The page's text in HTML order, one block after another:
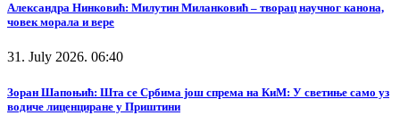
Александра Нинковић: Милутин Миланковић – творац научног канона,
човек морала и вере
31. July 2026. 06:40
Зоран Шапоњић: Шта се Србима још спрема на КиМ: У светиње само уз
водиче лиценциране у Приштини